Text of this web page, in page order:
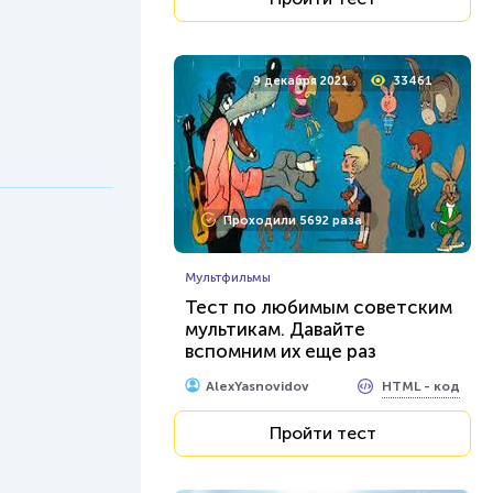
9 декабря 2021 33461
Проходили 5692 раза
Мультфильмы
Тест по любимым советским
мультикам. Давайте
вспомним их еще раз
AlexYasnovidov HTML - код
Пройти тест